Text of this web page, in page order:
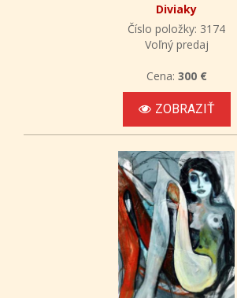
Diviaky
Číslo položky: 3174
Voľný predaj
Cena: 300 €
ZOBRAZIŤ